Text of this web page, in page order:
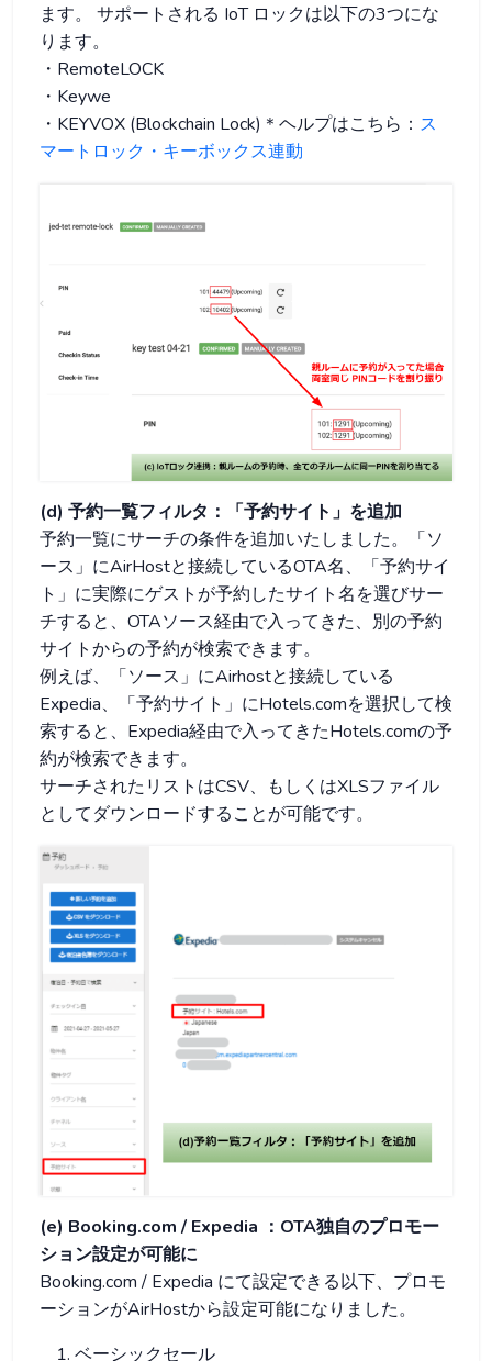
ます。 サポートされる IoT ロックは以下の3つにな
ります。
・RemoteLOCK
・Keywe
・KEYVOX (Blockchain Lock)＊ヘルプはこちら： ス
マートロック・キーボックス連動
(d) 予約一覧フィルタ：「予約サイト」を追加
予約一覧にサーチの条件を追加いたしました。「ソ
ース」にAirHostと接続しているOTA名、「予約サイ
ト」に実際にゲストが予約したサイト名を選びサー
チすると、OTAソース経由で入ってきた、別の予約
サイトからの予約が検索できます。
例えば、「ソース」にAirhostと接続している
Expedia、「予約サイト」にHotels.comを選択して検
索すると、Expedia経由で入ってきたHotels.comの予
約が検索できます。
サーチされたリストはCSV、もしくはXLSファイル
としてダウンロードすることが可能です。
(e) Booking.com / Expedia ：OTA独自のプロモー
ション設定が可能に
Booking.com / Expedia にて設定できる以下、プロモ
ーションがAirHostから設定可能になりました。
ベーシックセール